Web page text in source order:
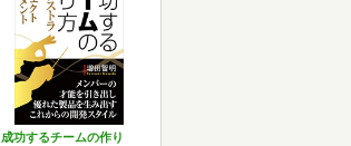
成功するチームの作り